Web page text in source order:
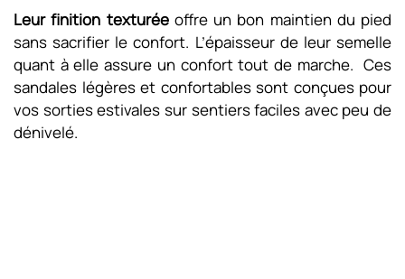
Leur finition texturéeoffre un bon maintien du pied
sans sacrifier le confort. L’épaisseur de leur semelle
quant à elle assure un confort tout de marche. Ces
sandales légères et confortables sont conçues pour
vos sorties estivales sur sentiers faciles avec peu de
dénivelé.